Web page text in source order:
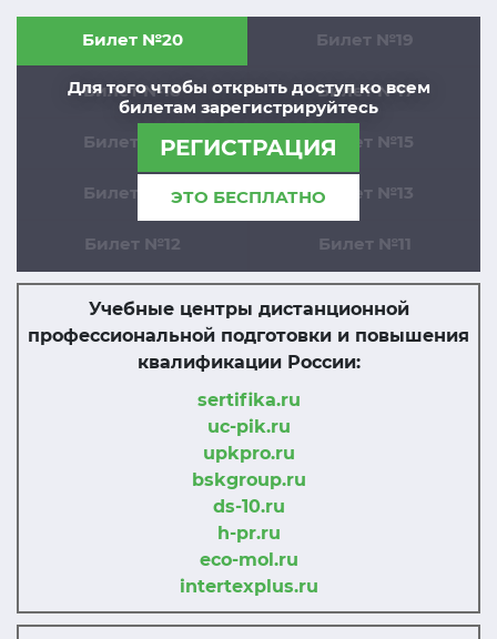
Для того чтобы открыть доступ ко всем
билетам зарегистрируйтесь
РЕГИСТРАЦИЯ
ЭТО БЕСПЛАТНО
Билет №20 Билет №19
Билет №18 Билет №17
Билет №16 Билет №15
Билет №14 Билет №13
Билет №12 Билет №11
Учебные центры дистанционной
профессиональной подготовки и повышения
квалификации России:
sertifika.ru
uc-pik.ru
upkpro.ru
bskgroup.ru
ds-10.ru
h-pr.ru
eco-mol.ru
intertexplus.ru